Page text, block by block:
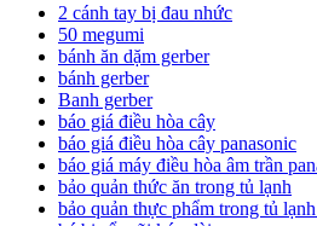
2 cánh tay bị đau nhức
50 megumi
bánh ăn dặm gerber
bánh gerber
Banh gerber
báo giá điều hòa cây
báo giá điều hòa cây panasonic
báo giá máy điều hòa âm trần
bảo quản thức ăn trong tủ lạnh
bảo quản thực phẩm trong tủ